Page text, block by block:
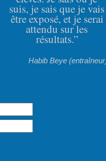
suis, je sais que je vais
être exposé, et je serai
attendu sur les
résultats.”
Habib Beye